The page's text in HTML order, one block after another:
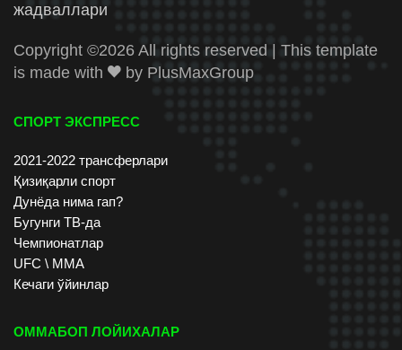
жадваллари
Copyright ©2026 All rights reserved | This template
is made with
by PlusMaxGroup
СПОРТ ЭКСПРЕСС
2021-2022 трансферлари
Қизиқарли спорт
Дунёда нима гап?
Бугунги ТВ-да
Чемпионатлар
UFC \ ММА
Кечаги ўйинлар
ОММАБОП ЛОЙИХАЛАР